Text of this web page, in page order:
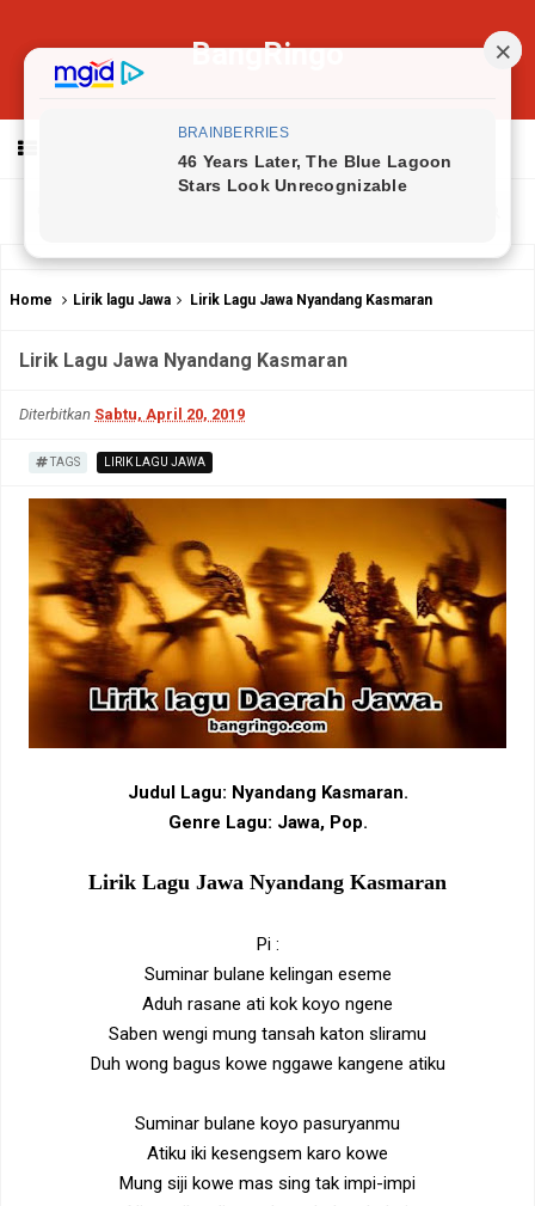
BangRingo
Home Lirik lagu Jawa Lirik Lagu Jawa Nyandang Kasmaran
Lirik Lagu Jawa Nyandang Kasmaran
Diterbitkan Sabtu, April 20, 2019
TAGS LIRIK LAGU JAWA
Judul Lagu: Nyandang Kasmaran.
Genre Lagu: Jawa, Pop.
Lirik Lagu Jawa Nyandang Kasmaran
Pi :
Suminar bulane kelingan eseme
Aduh rasane ati kok koyo ngene
Saben wengi mung tansah katon sliramu
Duh wong bagus kowe nggawe kangene atiku
Suminar bulane koyo pasuryanmu
Atiku iki kesengsem karo kowe
Mung siji kowe mas sing tak impi-impi